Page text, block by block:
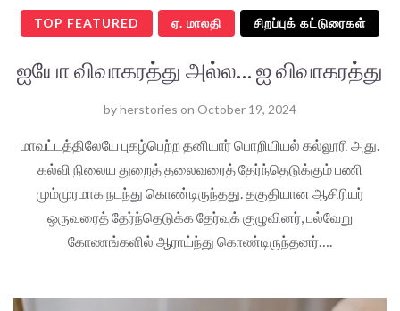
TOP FEATURED ஏ. மாலதி சிறப்புக் கட்டுரைகள்
ஐயோ விவாகரத்து அல்ல… ஐ விவாகரத்து
byherstories on October 19, 2024
மாவட்டத்திலேயே புகழ்பெற்ற தனியார் பொறியியல் கல்லூரி அது.
கல்வி நிலைய துறைத் தலைவரைத் தேர்ந்தெடுக்கும் பணி
மும்முரமாக நடந்து கொண்டிருந்தது. தகுதியான ஆசிரியர்
ஒருவரைத் தேர்ந்தெடுக்க தேர்வுக் குழுவினர், பல்வேறு
கோணங்களில் ஆராய்ந்து கொண்டிருந்தனர்….